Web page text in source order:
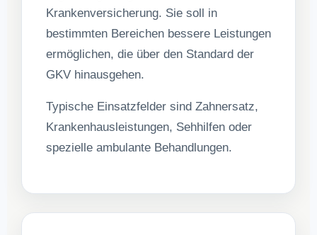
Krankenversicherung. Sie soll in
bestimmten Bereichen bessere Leistungen
ermöglichen, die über den Standard der
GKV hinausgehen.
Typische Einsatzfelder sind Zahnersatz,
Krankenhausleistungen, Sehhilfen oder
spezielle ambulante Behandlungen.